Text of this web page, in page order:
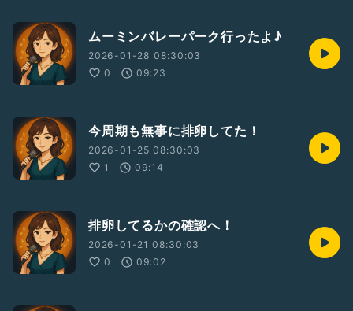
ムーミンバレーパーク行ったよ♪
2026-01-28 08:30:03
0
09:23
今周期も無事に排卵してた！
2026-01-25 08:30:03
1
09:14
排卵してるかの確認へ！
2026-01-21 08:30:03
0
09:02